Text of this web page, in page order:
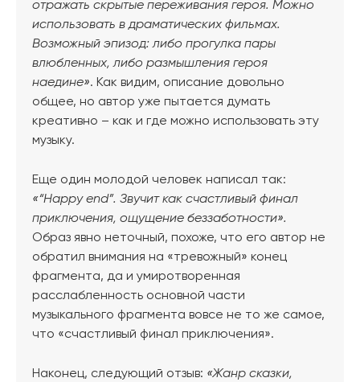
отражать скрытые переживания героя. Можно
использовать в драматических фильмах.
Возможный эпизод: либо прогулка пары
влюбленных, либо размышления героя
наедине». Как видим, описание довольно
общее, но автор уже пытается думать
креативно – как и где можно использовать эту
музыку.
Еще один молодой человек написал так:
«“Happy end”. Звучит как счастливый финал
приключения, ощущение беззаботности».
Образ явно неточный, похоже, что его автор не
обратил внимания на «тревожный» конец
фрагмента, да и умиротворенная
расслабленность основной части
музыкального фрагмента вовсе не то же самое,
что «счастливый финал приключения».
Наконец, следующий отзыв: «Жанр сказки,